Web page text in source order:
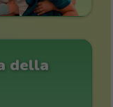
della